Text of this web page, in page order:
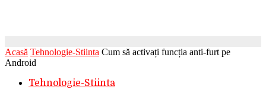
Acasă Tehnologie-Stiinta Cum să activați funcția anti-furt pe
Android
Tehnologie-Stiinta